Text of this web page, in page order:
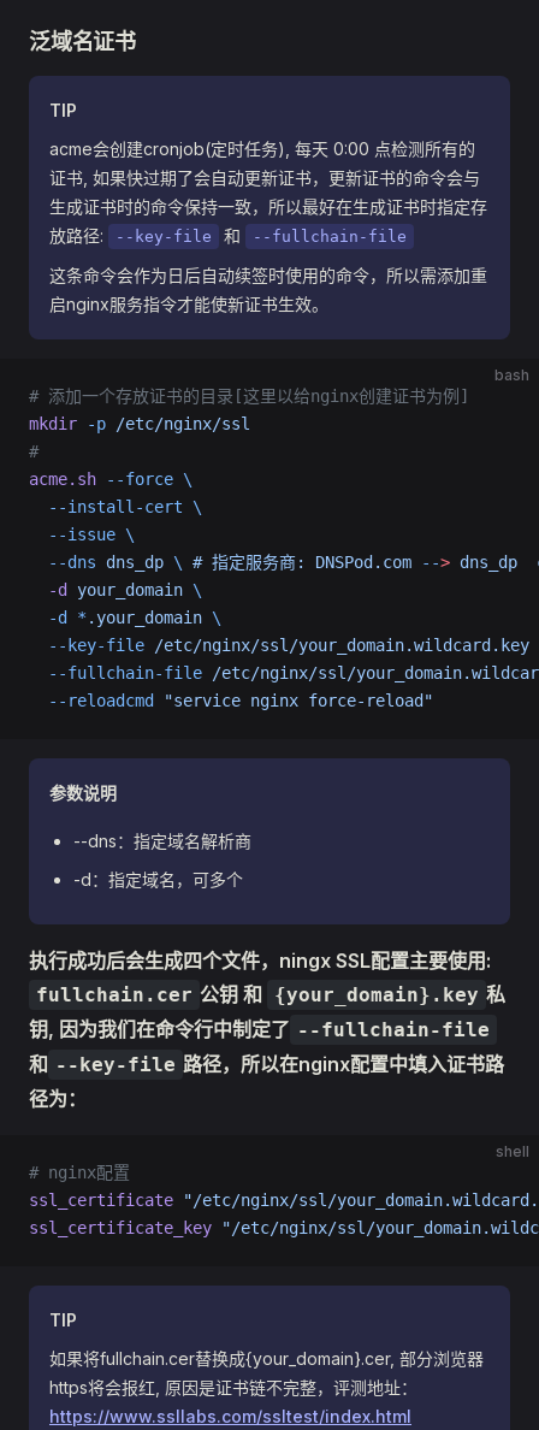
泛域名证书
TIP
acme会创建cronjob(定时任务), 每天 0:00 点检测所有的
证书, 如果快过期了会自动更新证书，更新证书的命令会与
生成证书时的命令保持一致，所以最好在生成证书时指定存
放路径:
--key-file 和 --fullchain-file
这条命令会作为日后自动续签时使用的命令，所以需添加重
启nginx服务指令才能使新证书生效。
bash
# 添加一个存放证书的目录[这里以给nginx创建证书为例]
mkdir -p /etc/nginx/ssl
#
acme.sh --force \
  --install-cert
\
  --issue
\
  --dns
dns_dp \ # 指定服务商: DNSPod.com --> dns_dp
  -d
your_domain \
  -d
* .your_domain \
  --key-file
/etc/nginx/ssl/your_domain.wildcard.key
  --fullchain-file
/etc/nginx/ssl/
  --reloadcmd
"service nginx force-reload"
参数说明
--dns：指定域名解析商
-d：指定域名，可多个
执行成功后会生成四个文件，ningx SSL配置主要使用:
fullchain.cer 公钥 和 {your_domain}.key 私
钥, 因为我们在命令行中制定了 --fullchain-file
和 --key-file 路径，所以在nginx配置中填入证书路
径为：
shell
# nginx配置
ssl_certificate "/etc/nginx/ssl/
ssl_certificate_key "/etc/nginx/ssl/
TIP
如果将fullchain.cer替换成{your_domain}.cer, 部分浏览器
https将会报红, 原因是证书链不完整，评测地址：
https://www.ssllabs.com/ssltest/index.html